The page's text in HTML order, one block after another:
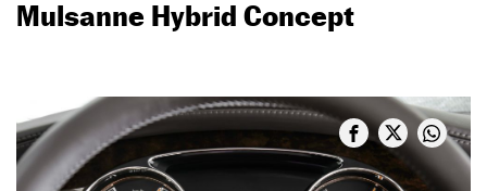
Mulsanne Hybrid Concept